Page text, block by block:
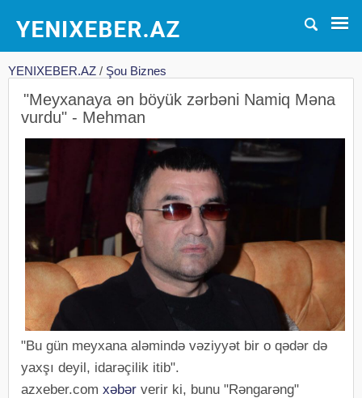
YENIXEBER.AZ / Şou Biznes
"Meyxanaya ən böyük zərbəni Namiq Məna
vurdu" - Mehman
"Bu gün meyxana aləmində vəziyyət bir o qədər də
yaxşı deyil, idarəçilik itib".
azxeber.com xəbər verir ki, bunu "Rəngarəng"